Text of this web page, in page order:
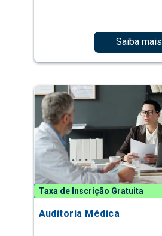
Saiba mais
Taxa de Inscrição Gratuita
Auditoria Médica